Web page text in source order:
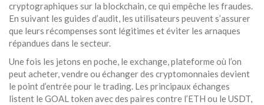
cryptographiques sur la blockchain, ce qui empêche les fraudes.
En suivant les guides d’audit, les utilisateurs peuvent s’assurer
que leurs récompenses sont légitimes et éviter les arnaques
répandues dans le secteur.
Une fois les jetons en poche, leexchange,plateforme où l’on
peut acheter, vendre ou échanger des cryptomonnaies devient
le point d’entrée pour le trading. Les principaux échanges
listent le GOAL token avec des paires contre l’ETH ou le USDT,